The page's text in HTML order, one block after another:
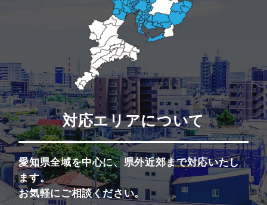
対応エリアについて
愛知県全域を中心に、県外近郊まで対応いたし
ます。
お気軽にご相談ください。